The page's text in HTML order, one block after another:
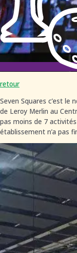
retour
Seven Squares c’est le
de Leroy Merlin au
pas moins de 7
établissement n’a pas